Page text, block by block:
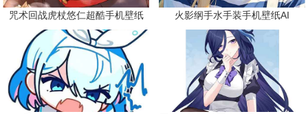
咒术回战虎杖悠仁超酷手机壁纸 火影纲手水手装手机壁纸AI